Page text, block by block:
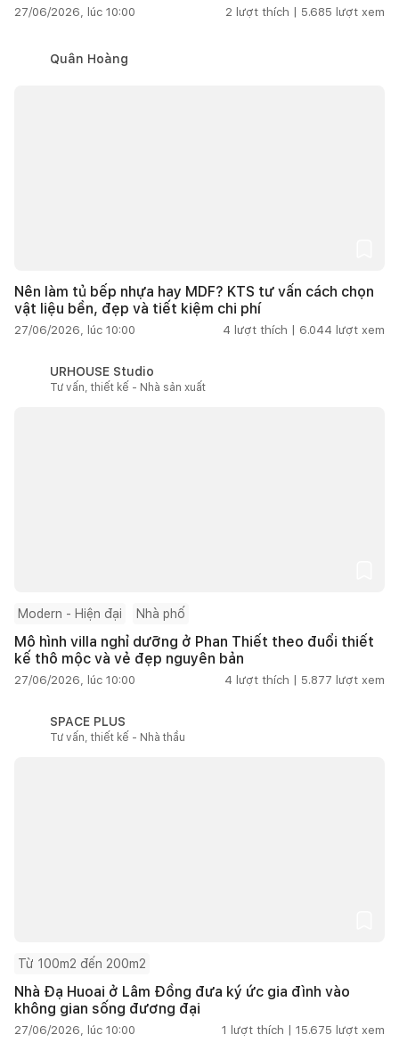
27/06/2026, lúc 10:00 2 lượt thích | 5.685 lượt xem
Quân Hoàng
Nên làm tủ bếp nhựa hay MDF? KTS tư vấn cách chọn
vật liệu bền, đẹp và tiết kiệm chi phí
27/06/2026, lúc 10:00 4 lượt thích | 6.044 lượt xem
URHOUSE Studio
Tư vấn, thiết kế - Nhà sản xuất
Modern - Hiện đại Nhà phố
Mô hình villa nghỉ dưỡng ở Phan Thiết theo đuổi thiết
kế thô mộc và vẻ đẹp nguyên bản
27/06/2026, lúc 10:00 4 lượt thích | 5.877 lượt xem
SPACE PLUS
Tư vấn, thiết kế - Nhà thầu
Từ 100m2 đến 200m2
Nhà Đạ Huoai ở Lâm Đồng đưa ký ức gia đình vào
không gian sống đương đại
27/06/2026, lúc 10:00 1 lượt thích | 15.675 lượt xem